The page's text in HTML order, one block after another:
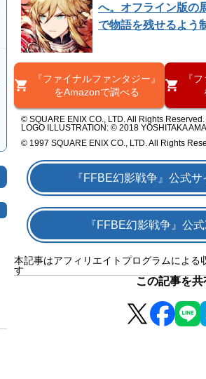
へ。オフライン版の
で物語を残せるよう
『ファイナルファンタジー』
をAmazonで調べる
『
© SQUARE ENIX CO., LTD. All Rights
LOGO ILLUSTRATION: © 2018 YOSHITAKA
© 1997 SQUARE ENIX CO., LTD. All Rights
『FFBE幻影戦争』公式
『FFBE幻影戦争』公
本記事はアフィリエイトプログラムによる
す
この記事を共